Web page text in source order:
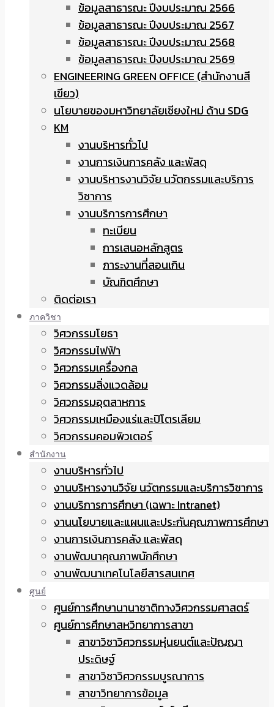
ข้อมูลสาธารณะ ปีงบประมาณ 2566
ข้อมูลสาธารณะ ปีงบประมาณ 2567
ข้อมูลสาธารณะ ปีงบประมาณ 2568
ข้อมูลสาธารณะ ปีงบประมาณ 2569
ENGINEERING GREEN OFFICE (สำนักงานสี
เขียว)
นโยบายของมหาวิทยาลัยเชียงใหม่ ด้าน SDG
KM
งานบริหารทั่วไป
งานการเงินการคลัง และพัสดุ
งานบริหารงานวิจัย นวัตกรรมและบริการ
วิชาการ
งานบริการการศึกษา
ทะเบียน
การเสนอหลักสูตร
ภาระงานที่สอนเกิน
บัณฑิตศึกษา
ติดต่อเรา
ภาควิชา
วิศวกรรมโยธา
วิศวกรรมไฟฟ้า
วิศวกรรมเครื่องกล
วิศวกรรมสิ่งแวดล้อม
วิศวกรรมอุตสาหการ
วิศวกรรมเหมืองแร่และปิโตรเลียม
วิศวกรรมคอมพิวเตอร์
สำนักงาน
งานบริหารทั่วไป
งานบริหารงานวิจัย นวัตกรรมและบริการวิชาการ
งานบริการการศึกษา (เฉพาะ Intranet)
งานนโยบายและแผนและประกันคุณภาพการศึกษา
งานการเงินการคลัง และพัสดุ
งานพัฒนาคุณภาพนักศึกษา
งานพัฒนาเทคโนโลยีสารสนเทศ
ศูนย์
ศูนย์การศึกษานานาชาติทางวิศวกรรมศาสตร์
ศูนย์การศึกษาสหวิทยาการสาขา
สาขาวิชาวิศวกรรมหุ่นยนต์และปัญญา
ประดิษฐ์
สาขาวิชาวิศวกรรมบูรณาการ
สาขาวิทยาการข้อมูล